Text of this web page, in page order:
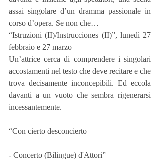
assai singolare d’un dramma passionale in
corso d’opera. Se non che…
“Istruzioni (II)/Instrucciones (II)”, lunedì 27
febbraio e 27 marzo
Un’attrice cerca di comprendere i singolari
accostamenti nel testo che deve recitare e che
trova decisamente inconcepibili. Ed eccola
davanti a un vuoto che sembra rigenerarsi
incessantemente.
“Con cierto desconcierto
- Concerto (Bilingue) d'Attori”